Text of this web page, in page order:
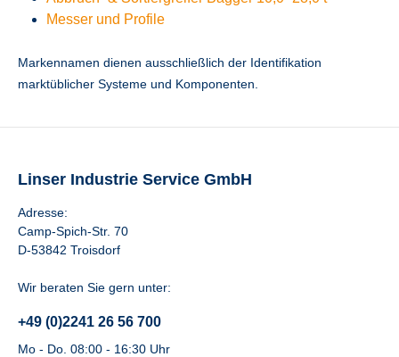
Messer und Profile
Markennamen dienen ausschließlich der Identifikation
marktüblicher Systeme und Komponenten.
Linser Industrie Service GmbH
Adresse:
Camp-Spich-Str. 70
D-53842 Troisdorf
Wir beraten Sie gern unter:
+49 (0)2241 26 56 700
Mo - Do. 08:00 - 16:30 Uhr